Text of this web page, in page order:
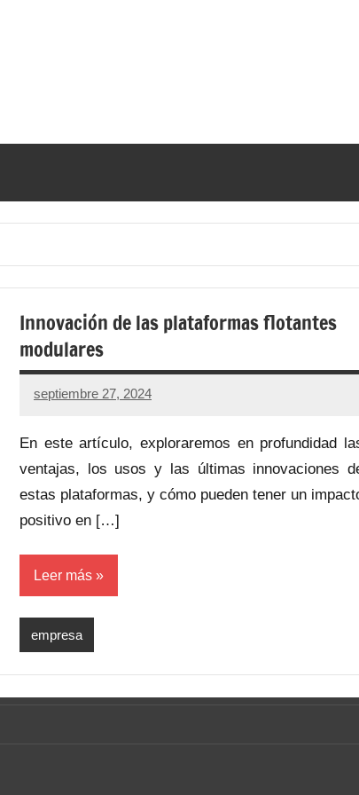
Innovación de las plataformas flotantes
modulares
septiembre 27, 2024
En este artículo, exploraremos en profundidad
ventajas, los usos y las últimas innovaciones
estas plataformas, y cómo pueden tener un
positivo en […]
Leer más
empresa